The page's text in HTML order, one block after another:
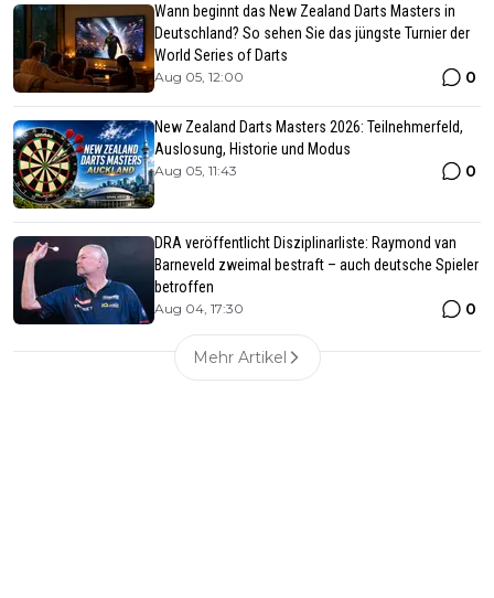
Wann beginnt das New Zealand Darts Masters in
Deutschland? So sehen Sie das jüngste Turnier der
World Series of Darts
Aug 05, 12:00 0
New Zealand Darts Masters 2026: Teilnehmerfeld,
Auslosung, Historie und Modus
Aug 05, 11:43 0
DRA veröffentlicht Disziplinarliste: Raymond van
Barneveld zweimal bestraft – auch deutsche Spieler
betroffen
Aug 04, 17:30 0
Mehr Artikel